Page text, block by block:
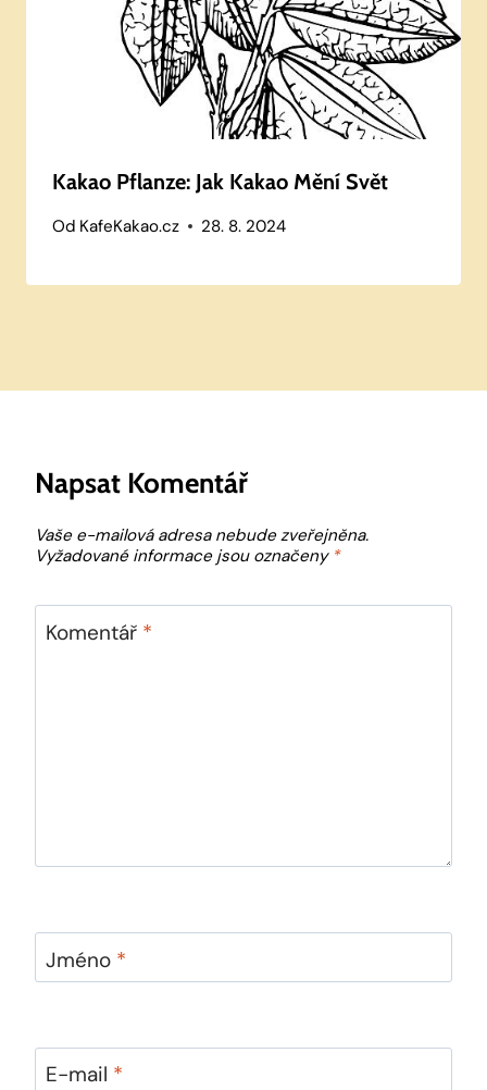
Kakao Pflanze: Jak Kakao Mění Svět
Od KafeKakao.cz 28. 8. 2024
Napsat Komentář
Vaše e-mailová adresa nebude zveřejněna.
Vyžadované informace jsou označeny *
Komentář *
Jméno *
E-mail *